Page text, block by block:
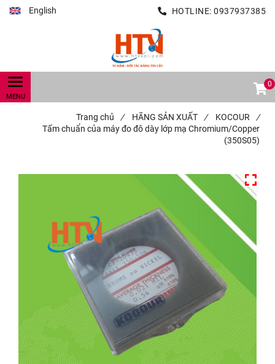
English HOTLINE: 0937937385
0
Trang chủ / HÃNG SẢN XUẤT / KOCOUR
/
Tấm chuẩn của máy đo đô dày lớp mạ Chromium/Copper
(350S05)